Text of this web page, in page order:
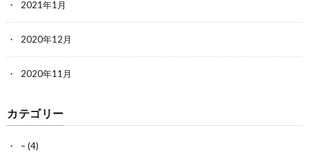
2021年1月
2020年12月
2020年11月
カテゴリー
–(4)